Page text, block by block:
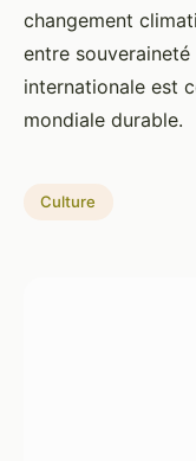
changement
entre
internationale est
mondiale durable.
Culture